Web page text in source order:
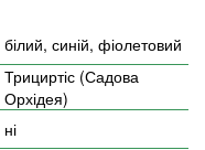
білий, синій, фіолетовий
Трициртіс (Садова
Орхідея)
ні